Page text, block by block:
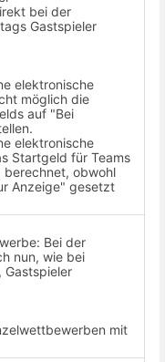
bei der
Gastspieler
elektronische
möglich die
auf "Bei
elektronische
Startgeld für Teams
berechnet, obwohl
Anzeige" gesetzt
Bei der
nun, wie bei
Gastspieler
mit